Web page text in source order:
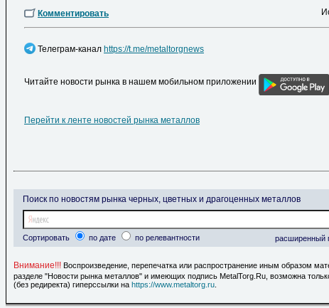
Комментировать
Телеграм-канал https://t.me/metaltorgnews
Читайте новости рынка в нашем мобильном приложении
Перейти к ленте новостей рынка металлов
Поиск по новостям рынка черных, цветных и драгоценных металлов
Сортировать по дате по релевантности расширенный
Внимание!!! Воспроизведение, перепечатка или распространение иным образом
разделе "Новости рынка металлов" и имеющих подпись MetalTorg.Ru, возможна
(без редиректа) гиперссылки на https://www.metaltorg.ru